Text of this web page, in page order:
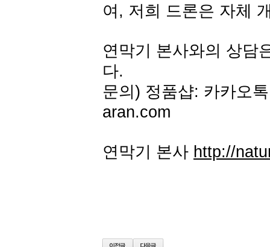
여, 저희 드론은 자체
연막기 본사와의 상담
다.
문의) 정품샵: 카카오
aran.com
연막기 본사 http://